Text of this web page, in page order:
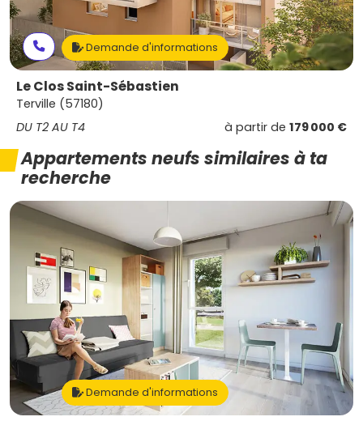
Demande d'informations
Le Clos Saint-Sébastien
Terville (57180)
DU T2 AU T4
à partir de 179 000 €
Appartements neufs similaires à ta
recherche
Demande d'informations